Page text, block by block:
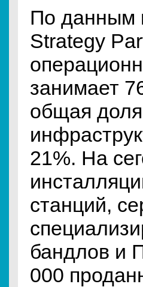
По данным
Strategy
занимает
общая
21%. На
станций,
бандлов и
000